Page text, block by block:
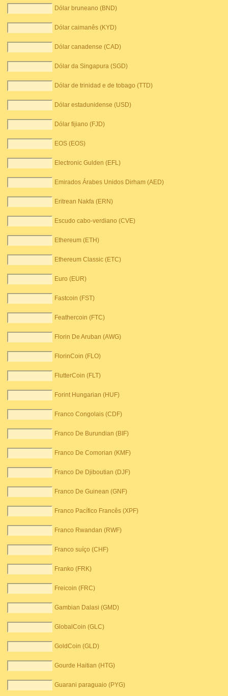
Dólar bruneano (BND)
Dólar caimanês (KYD)
Dólar canadense (CAD)
Dólar da Singapura (SGD)
Dólar de trinidad e de tobago (TTD)
Dólar estadunidense (USD)
Dólar fijiano (FJD)
EOS (EOS)
Electronic Gulden (EFL)
Emirados Árabes Unidos Dirham (AED)
Eritrean Nakfa (ERN)
Escudo cabo-verdiano (CVE)
Ethereum (ETH)
Ethereum Classic (ETC)
Euro (EUR)
Fastcoin (FST)
Feathercoin (FTC)
Florin De Aruban (AWG)
FlorinCoin (FLO)
FlutterCoin (FLT)
Forint Hungarian (HUF)
Franco Congolais (CDF)
Franco De Burundian (BIF)
Franco De Comorian (KMF)
Franco De Djiboutian (DJF)
Franco De Guinean (GNF)
Franco Pacífico Francês (XPF)
Franco Rwandan (RWF)
Franco suíço (CHF)
Franko (FRK)
Freicoin (FRC)
Gambian Dalasi (GMD)
GlobalCoin (GLC)
GoldCoin (GLD)
Gourde Haitian (HTG)
Guarani paraguaio (PYG)